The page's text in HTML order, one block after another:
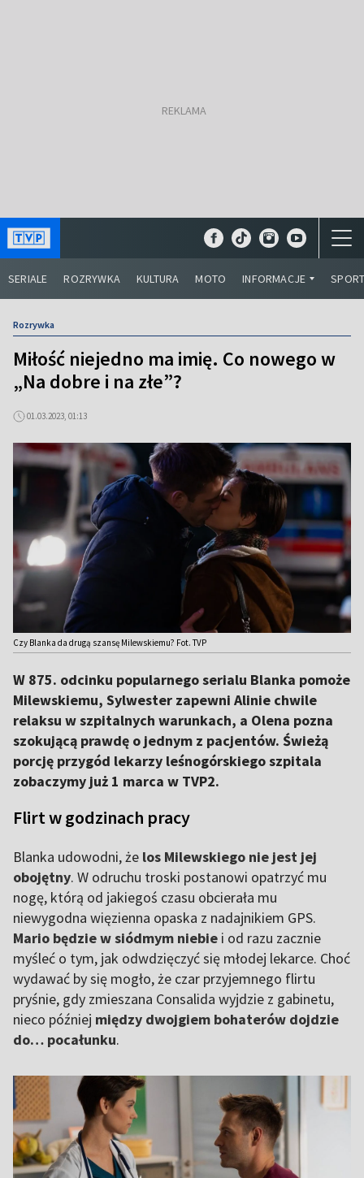
SERIALE ROZRYWKA KULTURA MOTO INFORMACJE
Rozrywka
Miłość niejedno ma imię. Co nowego w
„Na dobre i na złe”?
01.03.2023, 01:13
Czy Blanka da drugą szansę Milewskiemu? Fot. TVP
W 875. odcinku popularnego serialu Blanka pomoże
Milewskiemu, Sylwester zapewni Alinie chwile
relaksu w szpitalnych warunkach, a Olena pozna
szokującą prawdę o jednym z pacjentów. Świeżą
porcję przygód lekarzy leśnogórskiego szpitala
zobaczymy już 1 marca w TVP2.
Flirt w godzinach pracy
Blanka udowodni, że los Milewskiego nie jest jej
obojętny. W odruchu troski postanowi opatrzyć mu
nogę, którą od jakiegoś czasu obcierała mu
niewygodna więzienna opaska z nadajnikiem GPS.
Mario będzie w siódmym niebie i od razu zacznie
myśleć o tym, jak odwdzięczyć się młodej lekarce. Choć
wydawać by się mogło, że czar przyjemnego flirtu
pryśnie, gdy zmieszana Consalida wyjdzie z gabinetu,
nieco później między dwojgiem bohaterów dojdzie
do… pocałunku.